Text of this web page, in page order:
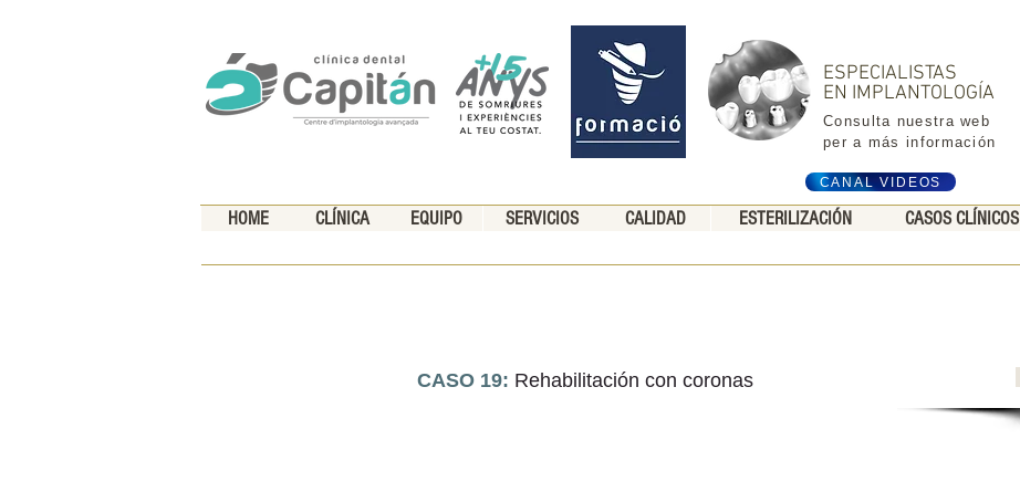
CANAL VIDEOS
ESPECIALISTAS
EN IMPLANTOLOGÍA
Consulta nuestra web
per a más información
CASOS CLÍNICOS
ESTERILIZACIÓN
CALIDAD
SERVICIOS
EQUIPO
CLÍNICA
HOME
CASO 19: Rehabilitación con coronas